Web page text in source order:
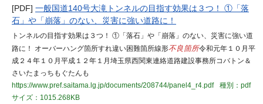
[PDF] 一般国道140号大滝トンネルの目指す効果は３つ！ ①「落
石」や「崩落」のない、災害に強い道路に！
トンネルの目指す効果は３つ！ ①「落石」や「崩落」のない、災害に強い道
路に！ オーバーハング箇所すれ違い困難箇所線形不良箇所令和元年１０月平
成２４年１０月平成１２年１月埼玉県西関東連絡道路建設事務所コバトン＆
さいたまっちもぐたんも
https://www.pref.saitama.lg.jp/documents/208744/panel4_r4.pdf
種別：pdf
サイズ：1015.268KB